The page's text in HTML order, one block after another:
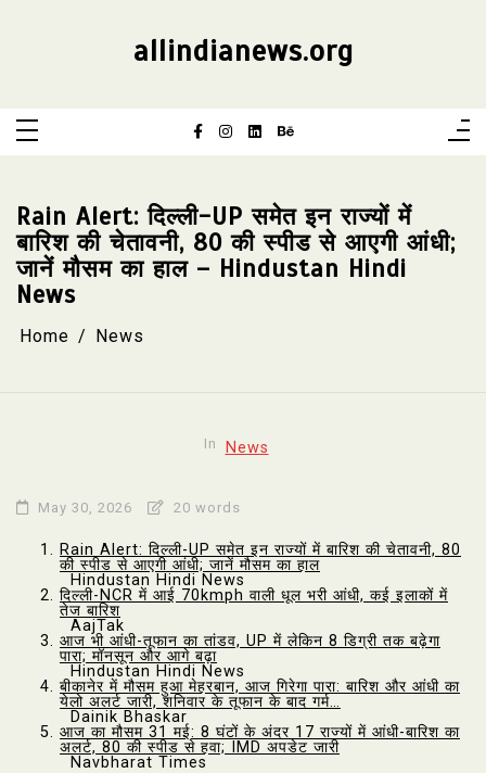
allindianews.org
Rain Alert: दिल्ली-UP समेत इन राज्यों में
बारिश की चेतावनी, 80 की स्पीड से आएगी आंधी;
जानें मौसम का हाल – Hindustan Hindi
News
Home News
In News
May 30, 2026 20 words
Rain Alert: दिल्ली-UP समेत इन राज्यों में बारिश की चेतावनी, 80
की स्पीड से आएगी आंधी; जानें मौसम का हाल
Hindustan Hindi News
दिल्ली-NCR में आई 70kmph वाली धूल भरी आंधी, कई इलाकों में
तेज बारिश
AajTak
आज भी आंधी-तूफान का तांडव, UP में लेकिन 8 डिग्री तक बढ़ेगा
पारा; मॉनसून और आगे बढ़ा
Hindustan Hindi News
बीकानेर में मौसम हुआ मेहरबान, आज गिरेगा पारा: बारिश और आंधी का
येलो अलर्ट जारी, शनिवार के तूफान के बाद गर्म…
Dainik Bhaskar
आज का मौसम 31 मई: 8 घंटों के अंदर 17 राज्यों में आंधी-बारिश का
अलर्ट, 80 की स्पीड से हवा; IMD अपडेट जारी
Navbharat Times